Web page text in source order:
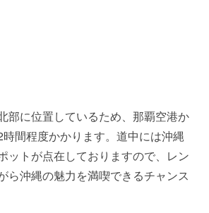
部に位置しているため、那覇空港か
間程度かかります。道中には沖縄
ットが点在しておりますので、レン
ら沖縄の魅力を満喫できるチャンス